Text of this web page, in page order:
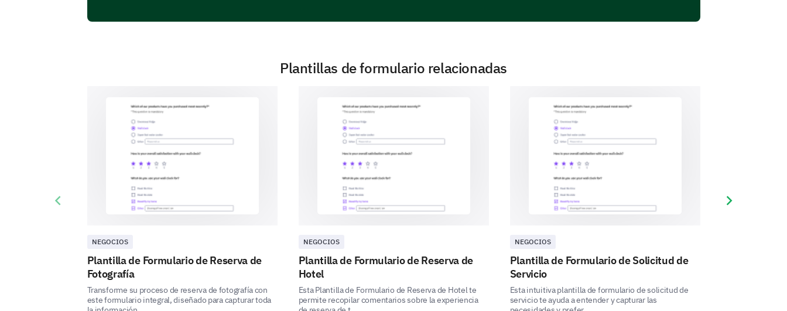
En una escala del 1 al 10, ¿cómo calificarías los siguientes aspectos de
5 6 7 8
Interfaz de usuario
Servicio al cliente
Precios
Disponibilidad de opciones
¡Cerrando!
Unas preguntas más sobre tus preferencias generales de viaje.
Plantillas de formulario relacionadas
NEGOCIOS
Plantilla de Formulario de Reserva de
Fotografía
Transforme su proceso de reserva de fotografía con
este formulario integral, diseñado para capturar toda
NEGOCIOS
Plantilla de Formulario de Reserva de
Hotel
Esta Plantilla de Formulario de Reserva de Hotel te
permite recopilar comentarios sobre la experiencia
NEGOCIOS
Plantilla de Formulario de Solicitud de
Servicio
Esta intuitiva plantilla de formulario de solicitud de
servicio te ayuda a entender y capturar las
Previous slide Next slide